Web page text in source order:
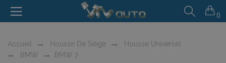
0
Accueil Housse De Siège
Housse Universel
BMW
BMW 7